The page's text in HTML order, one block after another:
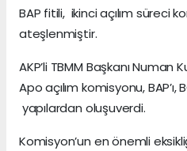
BAP fitili, ikinci açılım süreci
ateşlenmiştir.
AKP’li TBMM Başkanı Numan
Apo açılım komisyonu,
yapılardan oluşuverdi.
Komisyon’un en önemli